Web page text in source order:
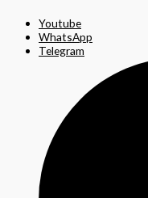
Youtube
WhatsApp
Telegram